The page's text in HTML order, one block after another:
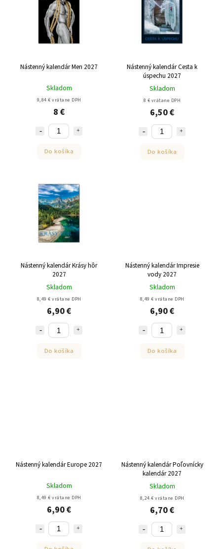
Nástenný kalendár Men 2027
Skladom
9,84 € vrátane DPH
8 €
Do košíka
Nástenný kalendár Cesta k
úspechu 2027
Skladom
8 € vrátane DPH
6,50 €
Do košíka
Nástenný kalendár Krásy hôr
2027
Skladom
8,49 € vrátane DPH
6,90 €
Do košíka
Nástenný kalendár Impresie
vody 2027
Skladom
8,49 € vrátane DPH
6,90 €
Do košíka
Nástenný kalendár Europe 2027
Skladom
8,49 € vrátane DPH
6,90 €
Nástenný kalendár Poľovnícky
kalendár 2027
Skladom
8,24 € vrátane DPH
6,70 €